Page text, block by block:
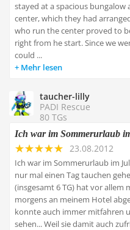
stayed at a spacious
center, which they had
who run the center proved to
right from he start. Since we
could ...
Mehr lesen
taucher-lilly
PADI Rescue
80 TGs
Ich war im Sommerurlaub
23.08.2012
Ich war im Sommerurlaub im
nur mal einen Tag tauchen
(insgesamt 6 TG) hat vor allem
morgens an meinem Hotel
konnte auch immer mitfahren
sehen... Weil sie damit auch